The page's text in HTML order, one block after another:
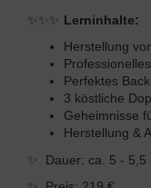
✨ ✨ ✨
Lerninhalte:
Herstellung
Perfektes
3 köstliche
Geheimnisse
Herstellung &
✨ Dauer: ca. 5 -